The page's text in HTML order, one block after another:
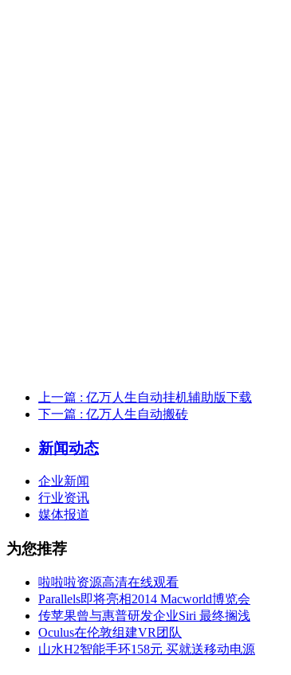
上一篇 : 亿万人生自动挂机辅助版下载
下一篇 : 亿万人生自动搬砖
新闻动态
企业新闻
行业资讯
媒体报道
为您推荐
啦啦啦资源高清在线观看
Parallels即将亮相2014 Macworld博览会
传苹果曾与惠普研发企业Siri 最终搁浅
Oculus在伦敦组建VR团队
山水H2智能手环158元 买就送移动电源